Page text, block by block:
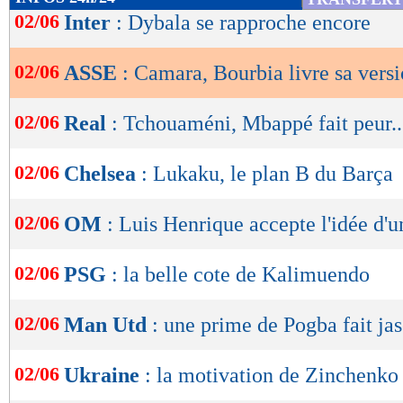
Mahdi a demandé à me voir pour
coup car c’est son frère quand même. Donc
mais très vite, on s’est rendu compte qu’on
d’accord donc on a décidé d’en rester là.
je n’ai pas eu le temps de faire deux pas que
dos. A partir de là, je n’ai plus aucun
le vestiaire, en sang, avec le docteur. Donc ce
une agression. C’est la deuxième vérité que
déposée par Bourbia contre Camara.
Lu 18.649 fois- Damien Da
de
OK
02/06 Inter : Dybala se rapproche encore
02/06 ASSE : Camara, Bourbia livre sa
02/06 Real : Tchouaméni, Mbappé fait
02/06 Chelsea : Lukaku, le plan B du Barça
02/06 OM : Luis Henrique accepte l'idée
02/06 PSG : la belle cote de Kalimuendo
02/06 Man Utd : une prime de Pogba fait
02/06 Ukraine : la motivation de Zinchenko